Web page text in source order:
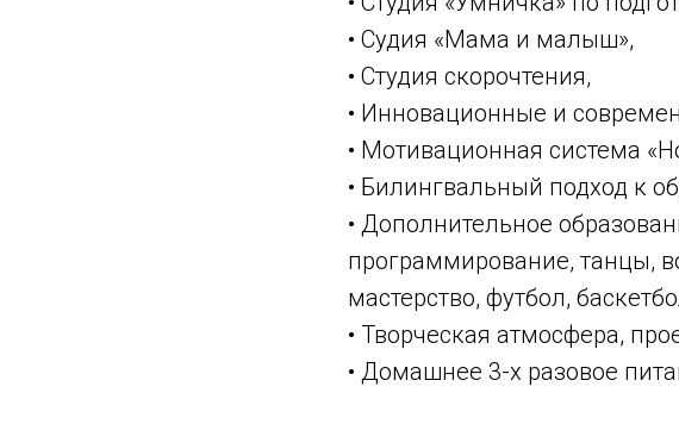
• Судия «Мама и малыш»,
• Студия скорочтения,
• Инновационные и
• Мотивационная система
• Билингвальный подход к
• Дополнительное
программирование, танцы,
мастерство, футбол,
• Творческая атмосфера,
• Домашнее 3-х разовое